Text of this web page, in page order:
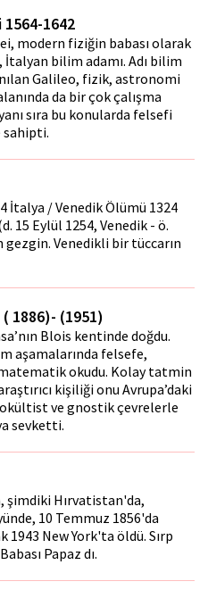
1642
modern fiziğin babası olarak
bilim adamı. Adı bilim
Galileo, fizik, astronomi
da bir çok çalışma
sıra bu konularda felsefi
sahipti.
İtalya / Venedik Ölümü 1324
15 Eylül 1254, Venedik - ö.
gezgin. Venedikli bir tüccarın
1886)- (1951)
Blois kentinde doğdu.
aşamalarında felsefe,
okudu. Kolay tatmin
kişiliği onu Avrupa’daki
ve gnostik çevrelerle
sevketti.
şimdiki Hırvatistan'da,
10 Temmuz 1856'da
1943 New York'ta öldü. Sırp
Papaz dı.